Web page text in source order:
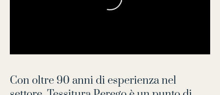
Con oltre 90 anni di esperienza nel